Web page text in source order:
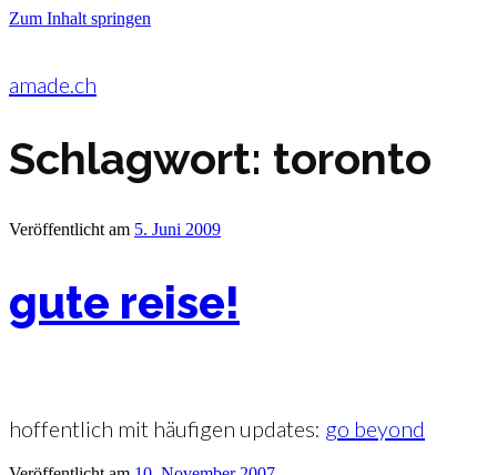
Zum Inhalt springen
amade.ch
Schlagwort: toronto
Veröffentlicht am 5. Juni 2009
gute reise!
hoffentlich mit häufigen updates: go beyond